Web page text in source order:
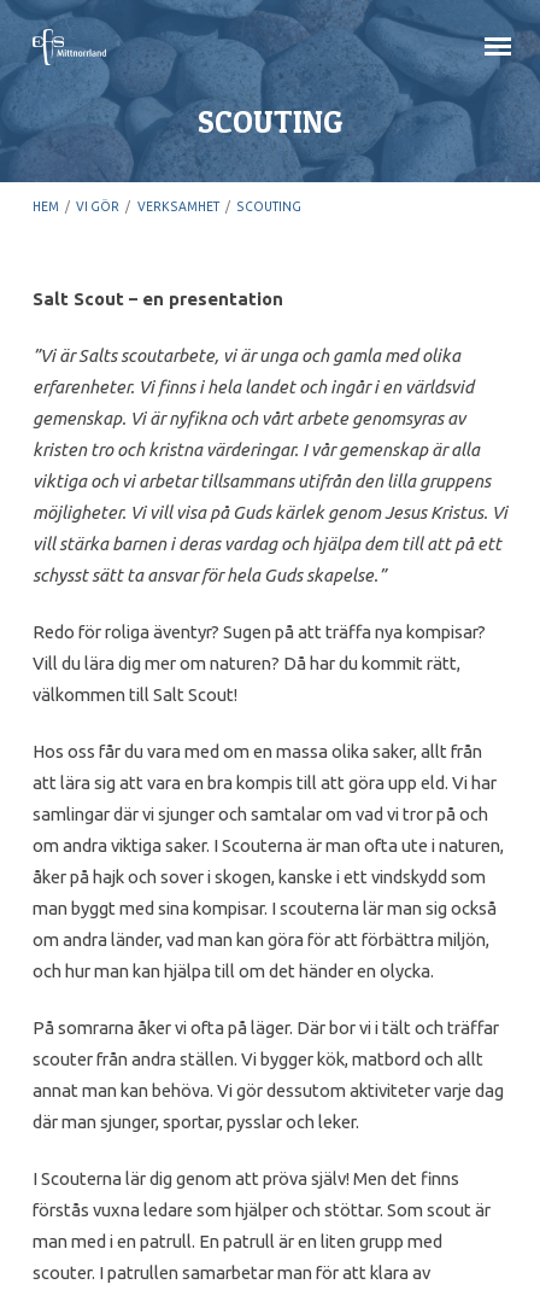
SCOUTING
HEM / VI GÖR / VERKSAMHET / SCOUTING
Salt Scout – en presentation
”Vi är Salts scoutarbete, vi är unga och gamla med olika
erfarenheter. Vi finns i hela landet och ingår i en världsvid
gemenskap. Vi är nyfikna och vårt arbete genomsyras av
kristen tro och kristna värderingar. I vår gemenskap är alla
viktiga och vi arbetar tillsammans utifrån den lilla gruppens
möjligheter. Vi vill visa på Guds kärlek genom Jesus Kristus. Vi
vill stärka barnen i deras vardag och hjälpa dem till att på ett
schysst sätt ta ansvar för hela Guds skapelse.”
Redo för roliga äventyr? Sugen på att träffa nya kompisar?
Vill du lära dig mer om naturen? Då har du kommit rätt,
välkommen till Salt Scout!
Hos oss får du vara med om en massa olika saker, allt från
att lära sig att vara en bra kompis till att göra upp eld. Vi har
samlingar där vi sjunger och samtalar om vad vi tror på och
om andra viktiga saker. I Scouterna är man ofta ute i naturen,
åker på hajk och sover i skogen, kanske i ett vindskydd som
man byggt med sina kompisar. I scouterna lär man sig också
om andra länder, vad man kan göra för att förbättra miljön,
och hur man kan hjälpa till om det händer en olycka.
På somrarna åker vi ofta på läger. Där bor vi i tält och träffar
scouter från andra ställen. Vi bygger kök, matbord och allt
annat man kan behöva. Vi gör dessutom aktiviteter varje dag
där man sjunger, sportar, pysslar och leker.
I Scouterna lär dig genom att pröva själv! Men det finns
förstås vuxna ledare som hjälper och stöttar. Som scout är
man med i en patrull. En patrull är en liten grupp med
scouter. I patrullen samarbetar man för att klara av